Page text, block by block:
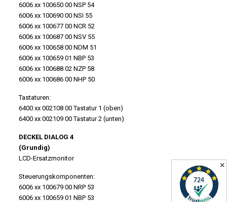
6006 xx 100650 00 NSP 54
6006 xx 100690 00 NSI 55
6006 xx 100677 00 NCR 52
6006 xx 100687 00 NSV 55
6006 xx 100658 00 NDM 51
6006 xx 100659 01 NBP 53
6006 xx 100688 02 NZP 58
6006 xx 100686 00 NHP 50
Tastaturen:
6400 xx 002108 00 Tastatur 1 (oben)
6400 xx 002109 00 Tastatur 2 (unten)
DECKEL DIALOG 4
(Grundig)
LCD-Ersatzmonitor
Steuerungskomponenten:
6006 xx 100679 00 NRP 53
6006 xx 100659 01 NBP 53
✕